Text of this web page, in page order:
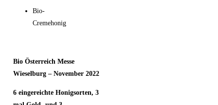
Bio-
Cremehonig
Bio Österreich Messe
Wieselburg – November 2022
6 eingereichte Honigsorten, 3